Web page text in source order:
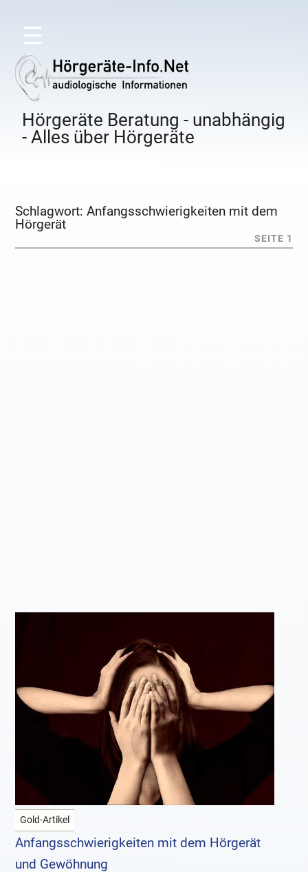
☰
Hörgeräte Beratung - unabhängig
- Alles über Hörgeräte
Schlagwort:Anfangsschwierigkeiten mit dem
Hörgerät
SEITE 1
Gold-Artikel
Anfangsschwierigkeiten mit dem Hörgerät
und Gewöhnung